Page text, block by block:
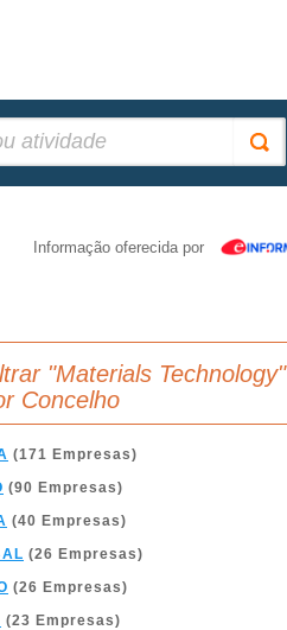
Informação oferecida por
"Materials Technology"
Concelho
(171 Empresas)
(90 Empresas)
(40 Empresas)
(26 Empresas)
(26 Empresas)
(23 Empresas)